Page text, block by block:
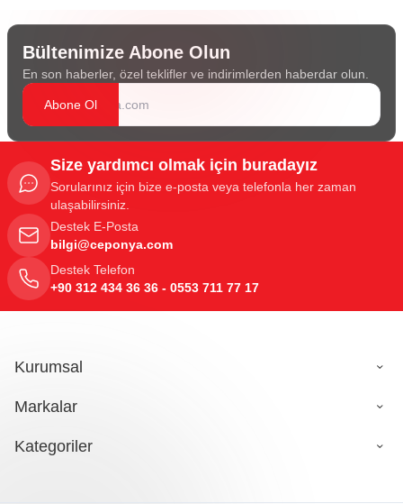
Bültenimize Abone Olun
En son haberler, özel teklifler ve indirimlerden haberdar olun.
Abone Ol
Size yardımcı olmak için buradayız
Sorularınız için bize e-posta veya telefonla her zaman
ulaşabilirsiniz.
Destek E-Posta
bilgi@ceponya.com
Destek Telefon
+90 312 434 36 36 - 0553 711 77 17
Kurumsal
Markalar
Kategoriler